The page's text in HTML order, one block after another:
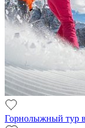
Горнолыжный тур